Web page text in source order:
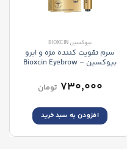
بیوکسین BIOXCIN
سرم تقویت کننده مژه و ابرو
بیوکسین – Bioxcin Eyebrow
۷۳۰,۰۰۰ تومان
افزودن به سبد خرید